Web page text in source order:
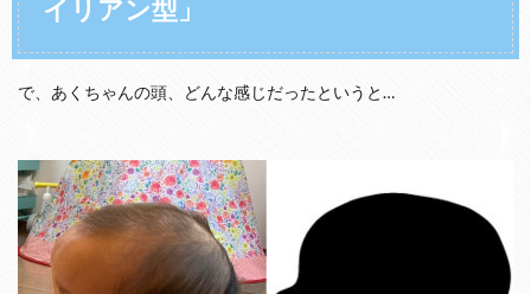
イリアン型」
で、あくちゃんの頭、どんな感じだったというと…